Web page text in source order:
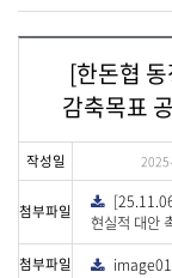
일
[한돈협
감축목표
작성일
첨부파일
다
운
로
드
현실적 대안
첨부파일
다